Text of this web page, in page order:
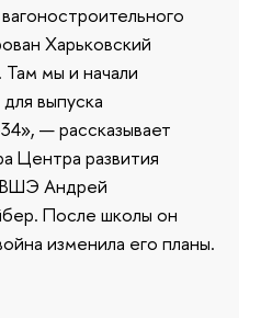
Харьковский
мы и начали
выпуска
— рассказывает
Центра развития
Андрей
После школы он
изменила его планы.